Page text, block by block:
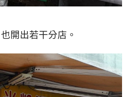
開出若干分店。